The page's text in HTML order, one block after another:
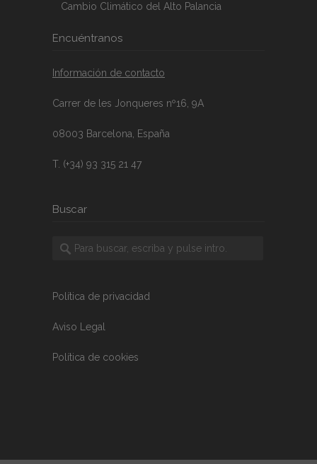
Cambio Climático del Alto Palancia
Encuéntranos
Información de contacto
Carrer de les Jonqueres nº16, 9A
08003 Barcelona, España
T. (+34) 93 315 21 47
Buscar
Política de privacidad
Aviso Legal
Política de cookies